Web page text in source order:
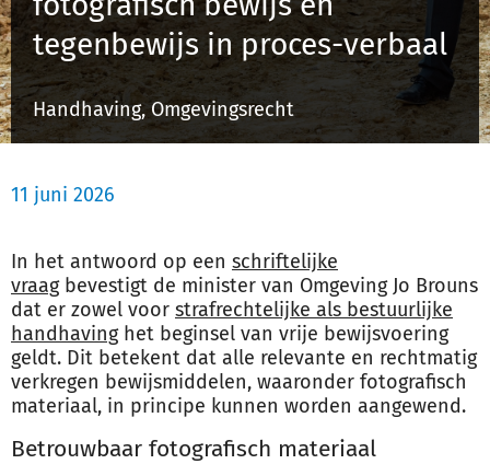
Schulinck Omgevingsrecht Databank
Over ons
Contact
Registreren
tegenbewijs in proces-verbaal
Handhaving, Omgevingsrecht
11 juni 2026
In het antwoord op een schriftelijke
vraagbevestigt de minister van Omgeving Jo Brouns
dat er zowel voor strafrechtelijke als bestuurlijke
handhavinghet beginsel van vrije bewijsvoering
geldt. Dit betekent dat alle relevante en rechtmatig
verkregen bewijsmiddelen, waaronder fotografisch
materiaal, in principe kunnen worden aangewend.
Betrouwbaar fotografisch materiaal